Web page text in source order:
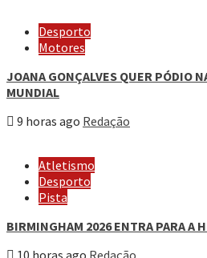
Desporto
Motores
JOANA GONÇALVES QUER PÓDIO
MUNDIAL
9 horas ago Redação
Atletismo
Desporto
Pista
BIRMINGHAM 2026 ENTRA PARA A
10 horas ago Redação